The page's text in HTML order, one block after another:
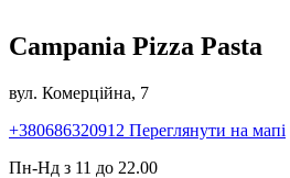
Campania Pizza Pasta
вул. Комерційна, 7
+380686320912 Переглянути на мапі
Пн-Нд з 11 до 22.00